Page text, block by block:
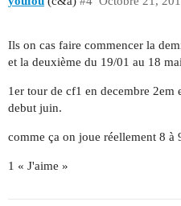
Ils on cas faire commencer la
et la deuxième du 19/01 au 18
1er tour de cf1 en decembre 2em
debut juin.
comme ça on joue réellement 8 à
1 « J'aime »